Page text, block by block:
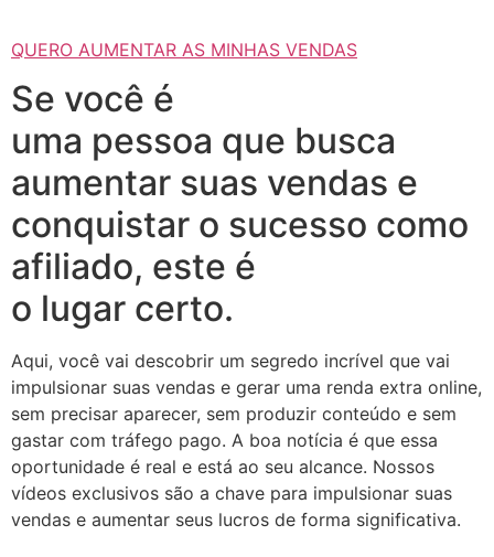
QUERO AUMENTAR AS MINHAS VENDAS
Se você é
uma pessoa que busca
aumentar suas vendas e
conquistar o sucesso como
afiliado, este é
o lugar certo.
Aqui, você vai descobrir um segredo incrível que vai
impulsionar suas vendas e gerar uma renda extra online,
sem precisar aparecer, sem produzir conteúdo e sem
gastar com tráfego pago. A boa notícia é que essa
oportunidade é real e está ao seu alcance. Nossos
vídeos exclusivos são a chave para impulsionar suas
vendas e aumentar seus lucros de forma significativa.